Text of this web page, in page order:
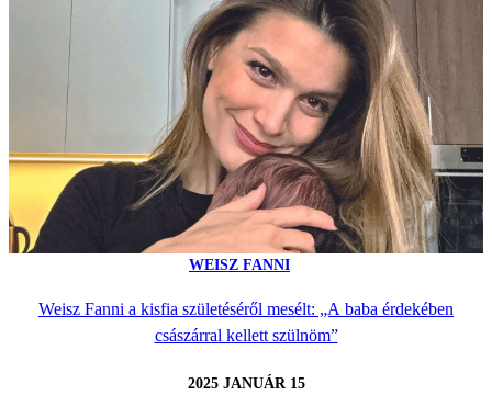
WEISZ FANNI
Weisz Fanni a kisfia születéséről mesélt: „A baba érdekében
császárral kellett szülnöm”
2025 JANUÁR 15